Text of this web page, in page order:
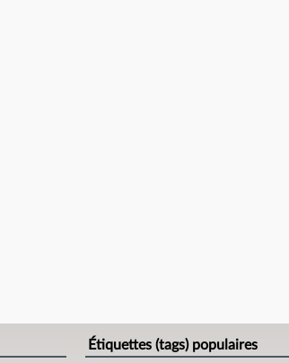
Étiquettes (tags) populaires